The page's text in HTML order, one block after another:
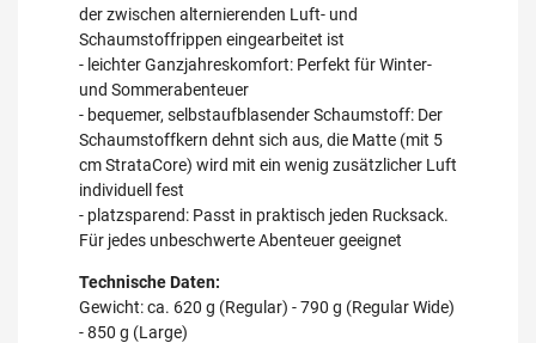
der zwischen alternierenden Luft- und
Schaumstoffrippen eingearbeitet ist
- leichter Ganzjahreskomfort: Perfekt für Winter-
und Sommerabenteuer
- bequemer, selbstaufblasender Schaumstoff: Der
Schaumstoffkern dehnt sich aus, die Matte (mit 5
cm StrataCore) wird mit ein wenig zusätzlicher Luft
individuell fest
- platzsparend: Passt in praktisch jeden Rucksack.
Für jedes unbeschwerte Abenteuer geeignet
Technische Daten:
Gewicht: ca. 620 g (Regular) - 790 g (Regular Wide)
- 850 g (Large)